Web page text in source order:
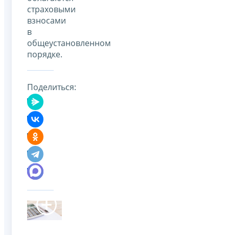
страховыми
взносами
в
общеустановленном
порядке.
Поделиться: